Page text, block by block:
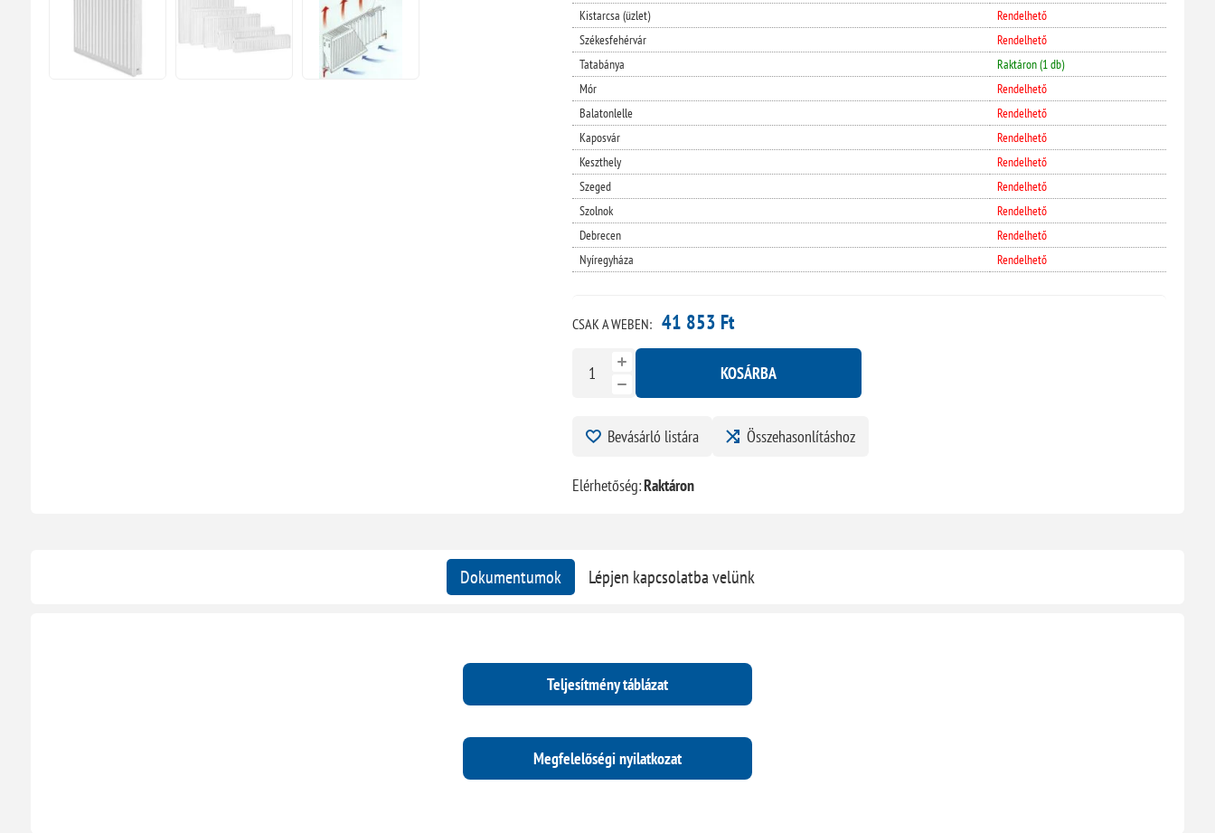
Kistarcsa (üzlet)
Rendelhető
Székesfehérvár
Rendelhető
Tatabánya
Raktáron (1 db)
Mór
Rendelhető
Balatonlelle
Rendelhető
Kaposvár
Rendelhető
Keszthely
Rendelhető
Szeged
Rendelhető
Szolnok
Rendelhető
Debrecen
Rendelhető
Nyíregyháza
Rendelhető
CSAK A WEBEN: 41 853 Ft
KOSÁRBA
Bevásárló listára Összehasonlításhoz
Elérhetőség:Raktáron
Dokumentumok Lépjen kapcsolatba velünk
Teljesítmény táblázat
Megfelelőségi nyilatkozat